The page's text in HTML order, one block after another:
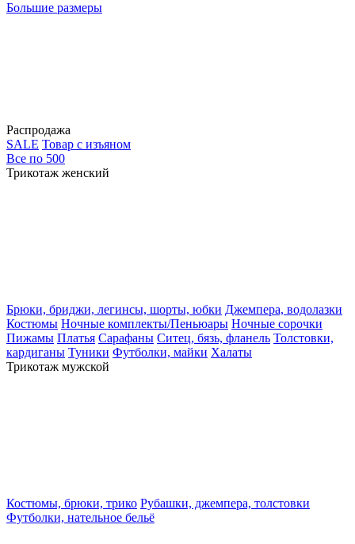
Большие размеры
Распродажа
SALE Товар с изъяном
Все по 500
Трикотаж женский
Брюки, бриджи, легинсы, шорты, юбки Джемпера, водолазки
Костюмы Ночные комплекты/Пеньюары Ночные сорочки
Пижамы Платья Сарафаны Ситец, бязь, фланель Толстовки,
кардиганы Туники Футболки, майки Халаты
Трикотаж мужской
Костюмы, брюки, трико Рубашки, джемпера, толстовки
Футболки, нательное бельё